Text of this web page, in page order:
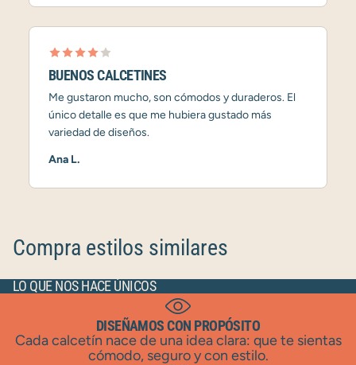
BUENOS CALCETINES
Me gustaron mucho, son cómodos y duraderos. El
único detalle es que me hubiera gustado más
variedad de diseños.
Ana L.
Compra estilos similares
LO QUE NOS HACE ÚNICOS
DISEÑAMOS CON PROPÓSITO
Cada calcetín nace de una idea clara: que te sientas
cómodo, seguro y con estilo.